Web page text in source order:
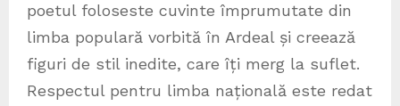
poetul foloseste cuvinte împrumutate din
limba populară vorbită în Ardeal și creează
figuri de stil inedite, care îți merg la suflet.
Respectul pentru limba națională este redat